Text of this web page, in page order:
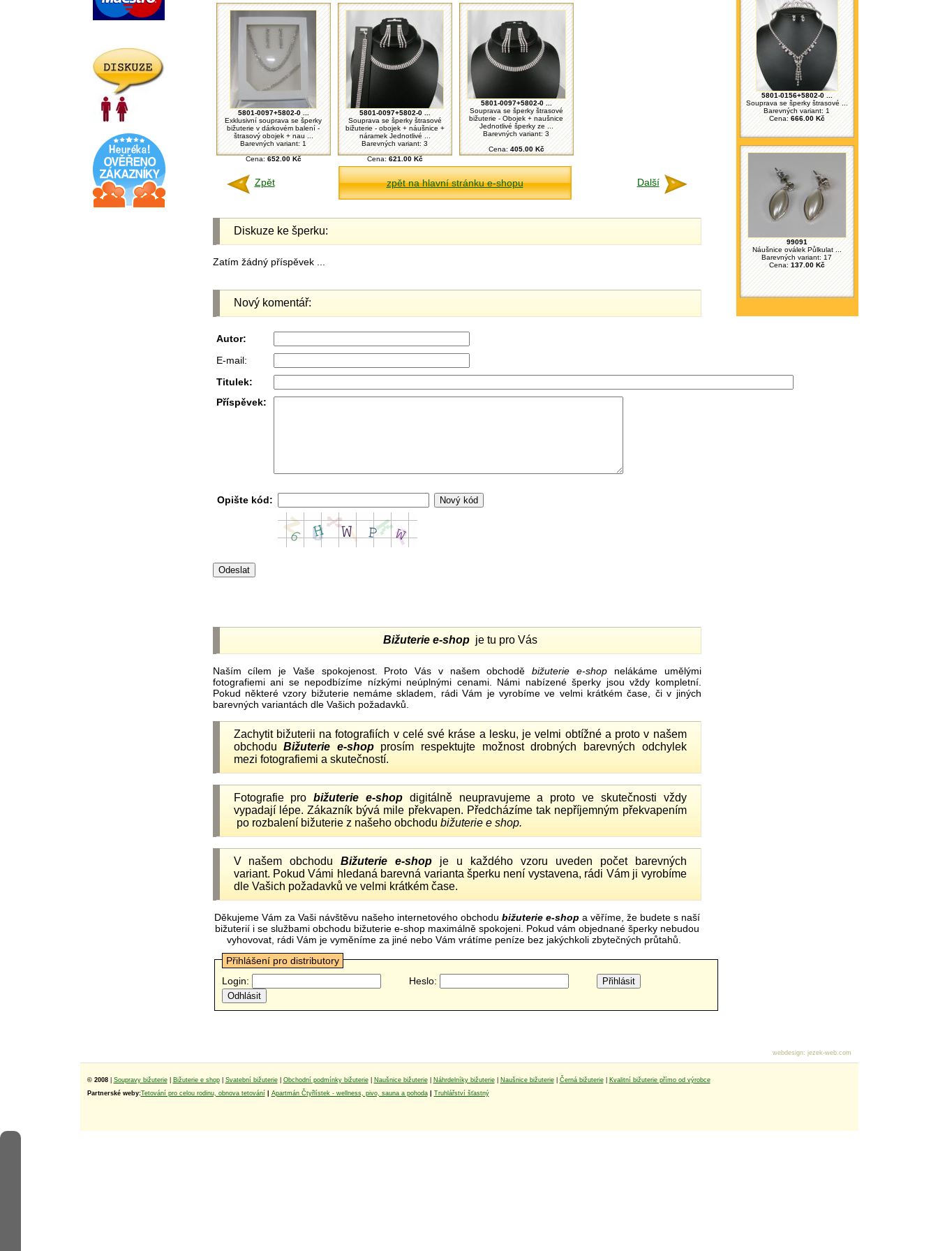
5801-0156+5802-0 ...
Souprava se šperky štrasové ...
Barevných variant: 1
Cena: 666.00 Kč
99091
Náušnice oválek Půlkulat ...
Barevných variant: 17
Cena: 137.00 Kč
5801-0097+5802-0 ...
Exklusivní souprava se šperky
bižuterie v dárkovém balení -
štrasový obojek + nau ...
Barevných variant: 1
Cena: 652.00 Kč
5801-0097+5802-0 ...
Souprava se šperky štrasové
bižuterie - obojek + náušnice +
náramek Jednotlivé ...
Barevných variant: 3
Cena: 621.00 Kč
5801-0097+5802-0 ...
Souprava se šperky štrasové
bižuterie - Obojek + naušnice
Jednotlivé šperky ze ...
Barevných variant: 3
Cena: 405.00 Kč
Zpět zpět na hlavní stránku e-shopu Další
Diskuze ke šperku:
Zatím žádný příspěvek ...
Nový komentář:
Autor:
E-mail:
Titulek:
Příspěvek:
Opište kód:
Bižuterie e-shopje tu pro Vás
Naším cílem je Vaše spokojenost. Proto Vás v našem obchoděbižuterie e-shopnelákáme umělými
fotografiemi ani se nepodbízíme nízkými neúplnými cenami. Námi nabízené šperky jsou vždy kompletní.
Pokud některé vzory bižuterie nemáme skladem, rádi Vám je vyrobíme ve velmi krátkém čase, či v jiných
barevných variantách dle Vašich požadavků.
Zachytit bižuterii na fotografiích v celé své kráse a lesku, je velmi obtížné a proto v našem
obchoduBižuterie e-shopprosím respektujte možnost drobných barevných odchylek
mezi fotografiemi a skutečností.
Fotografie probižuterie e-shopdigitálně neupravujeme a proto ve skutečnosti vždy
vypadají lépe. Zákazník bývá mile překvapen. Předcházíme tak nepříjemným překvapením
po rozbalení bižuterie z našeho obchodu bižuterie e shop.
V našem obchoduBižuterie e-shop je u každého vzoru uveden počet barevných
variant. Pokud Vámi hledaná barevná varianta šperku není vystavena, rádi Vám ji vyrobíme
dle Vašich požadavků ve velmi krátkém čase.
Děkujeme Vám za Vaši návštěvu našeho internetového obchodu bižuterie e-shop a věříme, že budete s naší
bižuterií i se službami obchodu bižuterie e-shop maximálně spokojeni. Pokud vám objednané šperky nebudou
vyhovovat, rádi Vám je vyměníme za jiné nebo Vám vrátíme peníze bez jakýchkoli zbytečných průtahů.
Přihlášení pro distributory
Login:
Heslo:
© 2008 Soupravy bižuterie| Bižuterie e shop| Svatební bižuterie| Obchodní podmínky bižuterie| Naušnice bižuterie| Náhrdelníky bižuterie| Naušnice bižuterie| Černá bižuterie|
Kvalitní bižuterie přímo od výrobce
Partnerské weby:Tetování pro celou rodinu, obnova tetování Apartmán Čtyřlístek - wellness, pivo, sauna a pohoda| Truhlářství šťastný
webdesign: jezek-web.com